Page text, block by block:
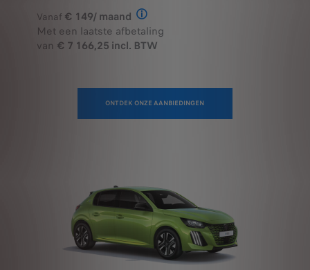
€ 149/ maand
Illustratief voorbeeld van het
Met een laatste afbetaling
van € 7 166,25 incl. BTW